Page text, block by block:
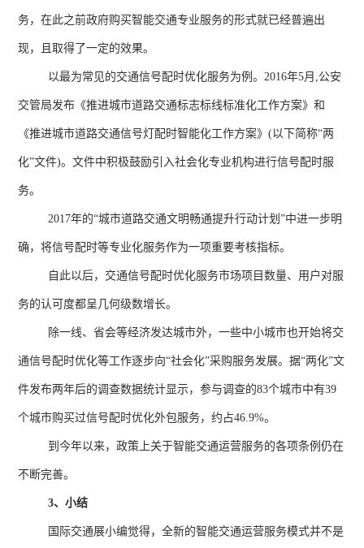
务，在此之前政府购买智能交通专业服务的形式就已经普遍出
现，且取得了一定的效果。
以最为常见的交通信号配时优化服务为例。 2016年5月 ,公安
交管局发布《推进城市道路交通标志标线标准化工作方案》和
《推进城市道路交通信号灯配时智能化工作方案》 (以下简称“两
化”文件)。文件中积极鼓励引入社会化专业机构进行信号配时服
务。
2017年的“城市道路交通文明畅通提升行动计划 ”中进一步明
确，将信号配时等专业化服务作为一项重要考核指标。
自此以后，交通信号配时优化服务市场项目数量、用户对服
务的认可度都呈几何级数增长。
除一线、省会等经济发达城市外，一些中小城市也开始将交
通信号配时优化等工作逐步向“社会化”采购服务发展。据“两化”文
件发布两年后的调查数据统计显示，参与调查的83个城市中有39
个城市购买过信号配时优化外包服务，约占46.9%。
到今年以来，政策上关于智能交通运营服务的各项条例仍在
不断完善。
3、小结
国际交通展小编觉得，全新的智能交通运营服务模式并不是